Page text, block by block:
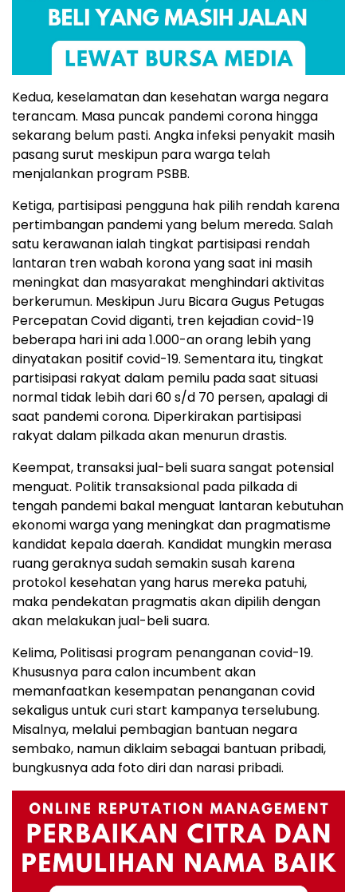
Kedua, keselamatan dan kesehatan warga negara
terancam. Masa puncak pandemi corona hingga
sekarang belum pasti. Angka infeksi penyakit masih
pasang surut meskipun para warga telah
menjalankan program PSBB.
Ketiga, partisipasi pengguna hak pilih rendah karena
pertimbangan pandemi yang belum mereda. Salah
satu kerawanan ialah tingkat partisipasi rendah
lantaran tren wabah korona yang saat ini masih
meningkat dan masyarakat menghindari aktivitas
berkerumun. Meskipun Juru Bicara Gugus Petugas
Percepatan Covid diganti, tren kejadian covid-19
beberapa hari ini ada 1.000-an orang lebih yang
dinyatakan positif covid-19. Sementara itu, tingkat
partisipasi rakyat dalam pemilu pada saat situasi
normal tidak lebih dari 60 s/d 70 persen, apalagi di
saat pandemi corona. Diperkirakan partisipasi
rakyat dalam pilkada akan menurun drastis.
Keempat, transaksi jual-beli suara sangat potensial
menguat. Politik transaksional pada pilkada di
tengah pandemi bakal menguat lantaran kebutuhan
ekonomi warga yang meningkat dan pragmatisme
kandidat kepala daerah. Kandidat mungkin merasa
ruang geraknya sudah semakin susah karena
protokol kesehatan yang harus mereka patuhi,
maka pendekatan pragmatis akan dipilih dengan
akan melakukan jual-beli suara.
Kelima, Politisasi program penanganan covid-19.
Khususnya para calon incumbent akan
memanfaatkan kesempatan penanganan covid
sekaligus untuk curi start kampanya terselubung.
Misalnya, melalui pembagian bantuan negara
sembako, namun diklaim sebagai bantuan pribadi,
bungkusnya ada foto diri dan narasi pribadi.